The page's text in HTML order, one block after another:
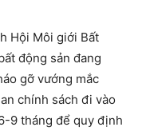
Hội Môi giới Bất
động sản đang
gỡ vướng mắc
chính sách đi vào
9 tháng để quy định